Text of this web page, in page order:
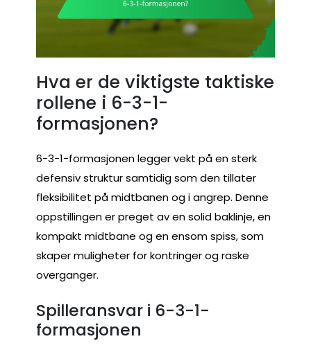
Hva er de viktigste taktiske
rollene i 6-3-1-
formasjonen?
6-3-1-formasjonen legger vekt på en sterk
defensiv struktur samtidig som den tillater
fleksibilitet på midtbanen og i angrep. Denne
oppstillingen er preget av en solid baklinje, en
kompakt midtbane og en ensom spiss, som
skaper muligheter for kontringer og raske
overganger.
Spilleransvar i 6-3-1-
formasjonen